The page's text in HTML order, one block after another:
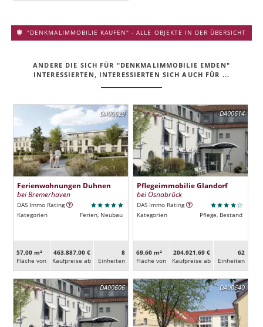
"DENKMALIMMOBILIE KAUFEN" - ALLE OBJEKTE IN DER ÜBERSICHT
ANDERE DIE SICH FÜR "DENKMALIMMOBILIE EMDEN"
INTERESSIERTEN, INTERESSIERTEN SICH AUCH FÜR ...
DA00629
Ferienwohnungen Duhnen
bei Bremerhaven
DAS Immo Rating
Kategorien
Ferien, Neubau
57,00 m²
Fläche von
463.887,00 €
Kaufpreise ab
8
Ein­heiten
DA00614
Pflegeimmobilie Glandorf
bei Osnabrück
DAS Immo Rating
Kategorien
Pflege, Bestand
69,60 m²
Fläche von
204.921,69 €
Kaufpreise ab
62
Ein­heiten
DA00606 DA00640